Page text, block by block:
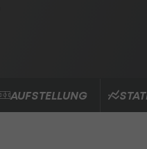
AUFSTELLUNG